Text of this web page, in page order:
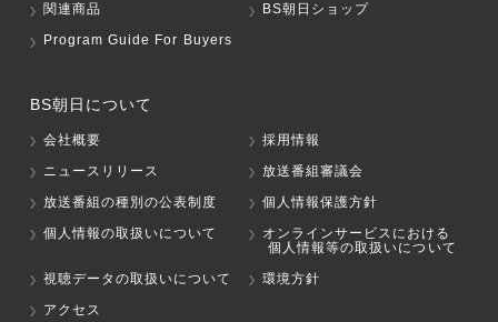
関連商品
BS朝日ショップ
Program Guide For Buyers
BS朝日について
会社概要
採用情報
ニュースリリース
放送番組審議会
放送番組の種別の公表制度
個人情報保護方針
個人情報の取扱いについて
オンラインサービスにおける
個人情報等の取扱いについて
視聴データの取扱いについて
環境方針
アクセス